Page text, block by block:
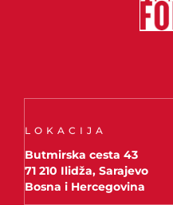
LOKACIJA
Butmirska cesta 43
71 210 Ilidža, Sarajevo
Bosna i Hercegovina